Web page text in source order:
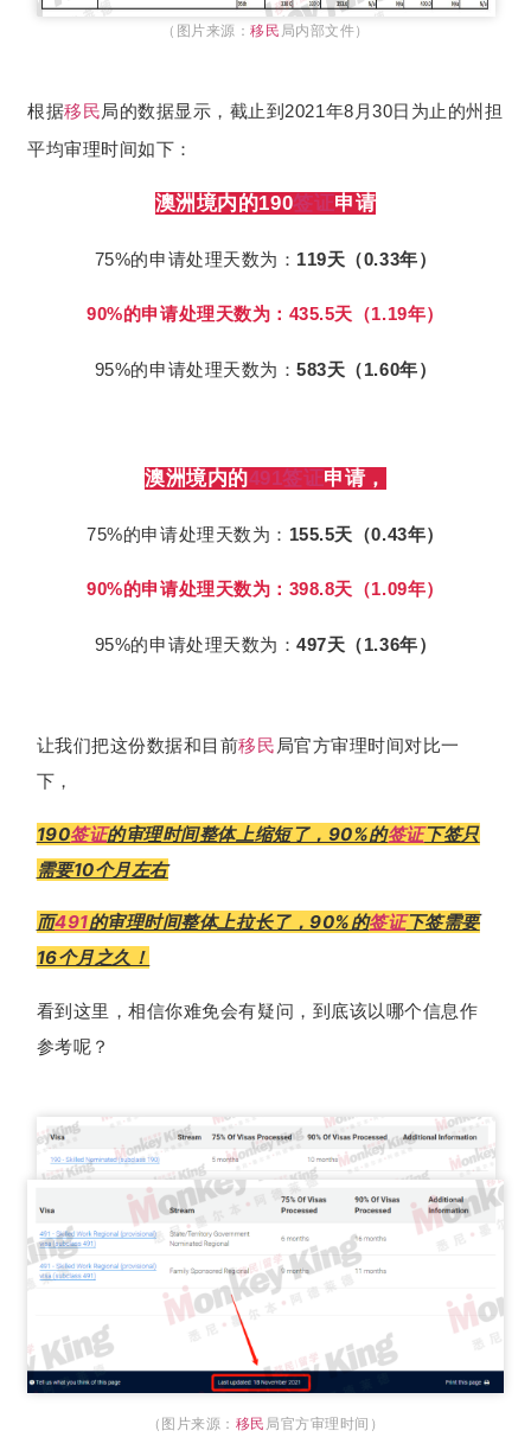
（图片来源：移民 局内部文件）
根据移民局的数据显示，截止到2021年8月30日为止的州担
平均审理时间如下：
澳洲境内的190签证申请
75%的申请处理天数为： 119天（0.33年）
90%的申请处理天数为：435.5天（1.19年）
95%的申请处理天数为：583天（1.60年）
澳洲境内的491签证申请，
75%的申请处理天数为： 155.5天（0.43年）
90%的申请处理天数为：398.8天（1.09年）
95%的申请处理天数为：497天（1.36年）
让我们把这份数据和目前移民 局官方审理时间对比一
下，
190签证的审理时间整体上缩短了，90%的签证下签只
需要10个月左右
而491的审理时间整体上拉长了，90%的签证下签需要
16个月之久！
看到这里，相信你难免会有疑问，到底该以哪个信息作
参考呢？
（图片来源： 移民 局官方审理时间）